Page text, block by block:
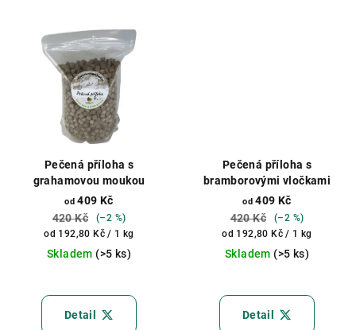
Pečená příloha s
grahamovou moukou
od 409 Kč
420 Kč
(–2 %)
Měrná
cena:
od 192,80 Kč / 1 kg
Skladem (>5 ks)
Detail
Pečená příloha s
bramborovými vločkami
od 409 Kč
420 Kč
(–2 %)
Měrná
cena:
od 192,80 Kč / 1 kg
Skladem (>5 ks)
Detail